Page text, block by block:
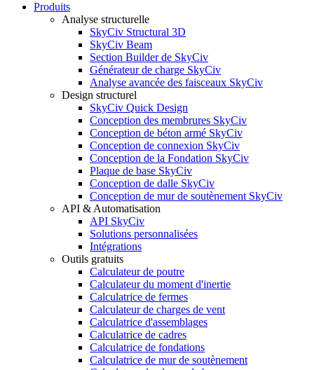
Produits
Analyse structurelle
SkyCiv Structural 3D
SkyCiv Beam
Section Builder de SkyCiv
Générateur de charge SkyCiv
Analyse avancée des faisceaux SkyCiv
Design structurel
SkyCiv Quick Design
Conception des membrures SkyCiv
Conception de béton armé SkyCiv
Conception de connexion SkyCiv
Conception de la Fondation SkyCiv
Plaque de base SkyCiv
Conception de dalle SkyCiv
Conception de mur de soutènement SkyCiv
API & Automatisation
API SkyCiv
Solutions personnalisées
Intégrations
Outils gratuits
Calculateur de poutre
Calculateur du moment d'inertie
Calculatrice de fermes
Calculateur de charges de vent
Calculatrice d'assemblages
Calculatrice de cadres
Calculatrice de fondations
Calculatrice de mur de soutènement